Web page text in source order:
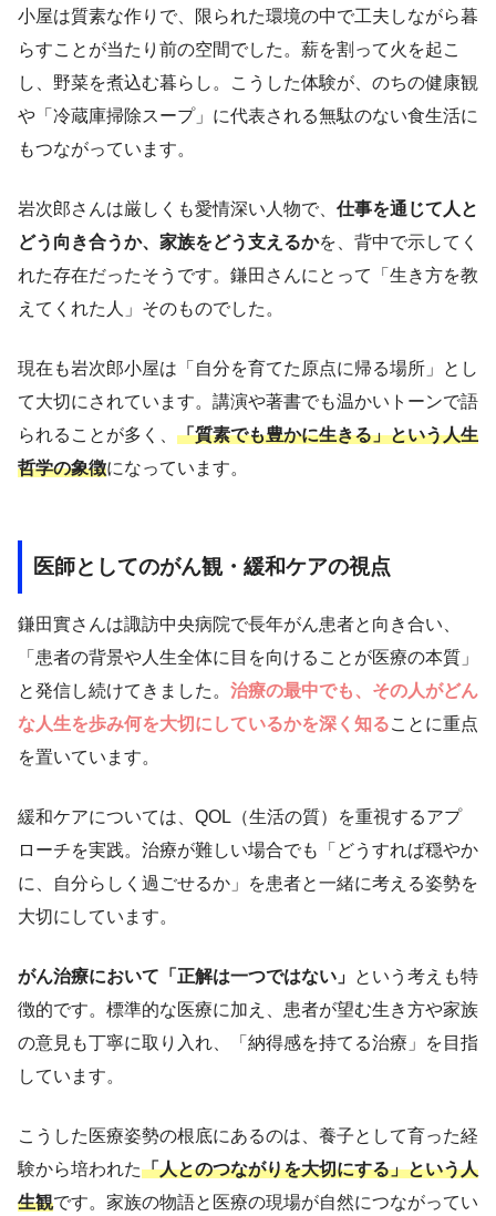
小屋は質素な作りで、限られた環境の中で工夫しながら暮
らすことが当たり前の空間でした。薪を割って火を起こ
し、野菜を煮込む暮らし。こうした体験が、のちの健康観
や「冷蔵庫掃除スープ」に代表される無駄のない食生活に
もつながっています。
岩次郎さんは厳しくも愛情深い人物で、 仕事を通じて人と
どう向き合うか、家族をどう支えるかを、背中で示してく
れた存在だったそうです。鎌田さんにとって「生き方を教
えてくれた人」そのものでした。
現在も岩次郎小屋は「自分を育てた原点に帰る場所」とし
て大切にされています。講演や著書でも温かいトーンで語
られることが多く、 「質素でも豊かに生きる」という人生
哲学の象徴になっています。
医師としてのがん観・緩和ケアの視点
鎌田實さんは諏訪中央病院で長年がん患者と向き合い、
「患者の背景や人生全体に目を向けることが医療の本質」
と発信し続けてきました。 治療の最中でも、その人がどん
な人生を歩み何を大切にしているかを深く知ることに重点
を置いています。
緩和ケアについては、QOL（生活の質）を重視するアプ
ローチを実践。治療が難しい場合でも「どうすれば穏やか
に、自分らしく過ごせるか」を患者と一緒に考える姿勢を
大切にしています。
がん治療において「正解は一つではない」 という考えも特
徴的です。標準的な医療に加え、患者が望む生き方や家族
の意見も丁寧に取り入れ、「納得感を持てる治療」を目指
しています。
こうした医療姿勢の根底にあるのは、養子として育った経
験から培われた「人とのつながりを大切にする」という人
生観です。家族の物語と医療の現場が自然につながってい